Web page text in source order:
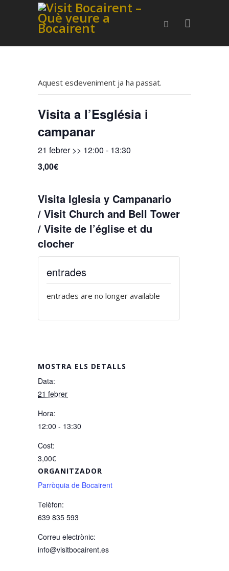
Aquest esdeveniment ja ha passat.
Visita a l’Església i
campanar
21 febrer >> 12:00 - 13:30
3,00€
Visita Iglesia y Campanario
/ Visit Church and Bell Tower
/ Visite de l’église et du
clocher
MOSTRA ELS DETALLS
Data:
21 febrer
Hora:
12:00 - 13:30
Cost:
3,00€
ORGANITZADOR
Parròquia de Bocairent
Telèfon:
639 835 593
Correu electrònic:
info@visitbocairent.es
entrades
entrades are no longer available